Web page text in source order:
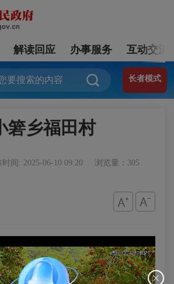
解读回应 办事服务 互动交流
长者模式
箬乡福田村
间: 2025-06-10 09:20 浏览量：305